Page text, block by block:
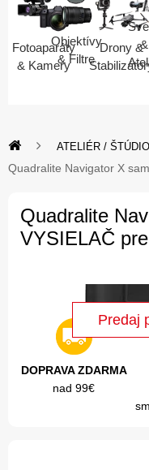
Fotoaparáty
& Kamery
Objektívy
& Filtre
Drony &&
ATELIÉR / ŠTÚDIO
Quadralite Navigator X
Quadralite
VYSIELAČ
DOPRAVA ZDARMA
nad 99€